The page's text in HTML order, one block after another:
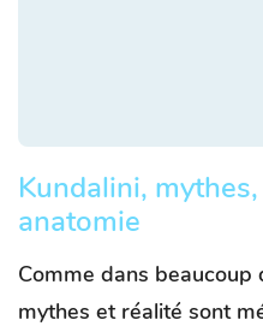
Kundalini,
anatomie
Comme dans
mythes et réalité sont